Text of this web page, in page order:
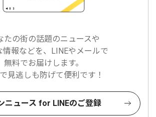
たの街の話題のニュースや
情報などを、LINEやメールで
無料でお届けします。
見逃しも防げて便利です！
ニュース for LINEのご登録